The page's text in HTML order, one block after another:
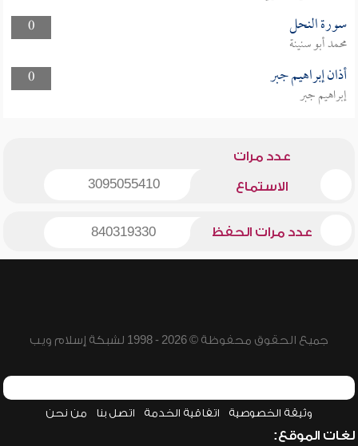
0
سورة النحل
محمد أبو سنينة
0
أذان إبراهيم جبر
إبراهيم جبر
عدد مرات
الاستماع 3095055410
عدد مرات الحفظ 840319330
جميع الحقوق محفوظة © 2026 - 1998 لشبكة إسلام ويب
وثيقة الخصوصية اتفاقية الخدمة اتصل بنا من نحن
لغات الموقع: